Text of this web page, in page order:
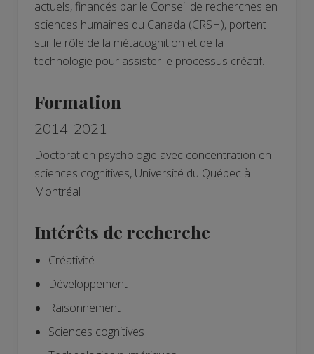
actuels, financés par le Conseil de recherches en
sciences humaines du Canada (CRSH), portent
sur le rôle de la métacognition et de la
technologie pour assister le processus créatif.
Formation
2014-2021
Doctorat en psychologie avec concentration en
sciences cognitives, Université du Québec à
Montréal
Intérêts de recherche
Créativité
Développement
Raisonnement
Sciences cognitives